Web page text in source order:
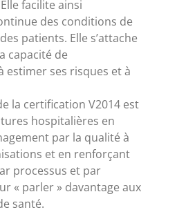
facilite ainsi
des conditions de
patients. Elle s’attache
capacité de
estimer ses risques et à
la certification V2014 est
hospitalières en
par la qualité à
et en renforçant
processus et par
« parler » davantage aux
santé.